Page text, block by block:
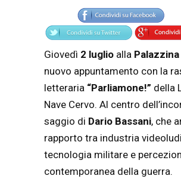
Giovedì 2 luglio alla
nuovo appuntamento con la
letteraria “Parliamone!” della
Nave Cervo. Al centro
saggio di Dario Bassani, che
rapporto tra industria
tecnologia militare e
contemporanea della guerra.